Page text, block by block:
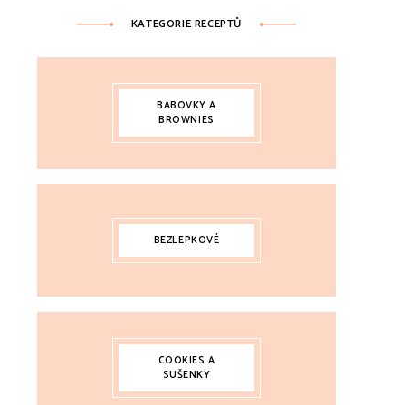
KATEGORIE RECEPTŮ
BÁBOVKY A
BROWNIES
BEZLEPKOVÉ
COOKIES A
SUŠENKY